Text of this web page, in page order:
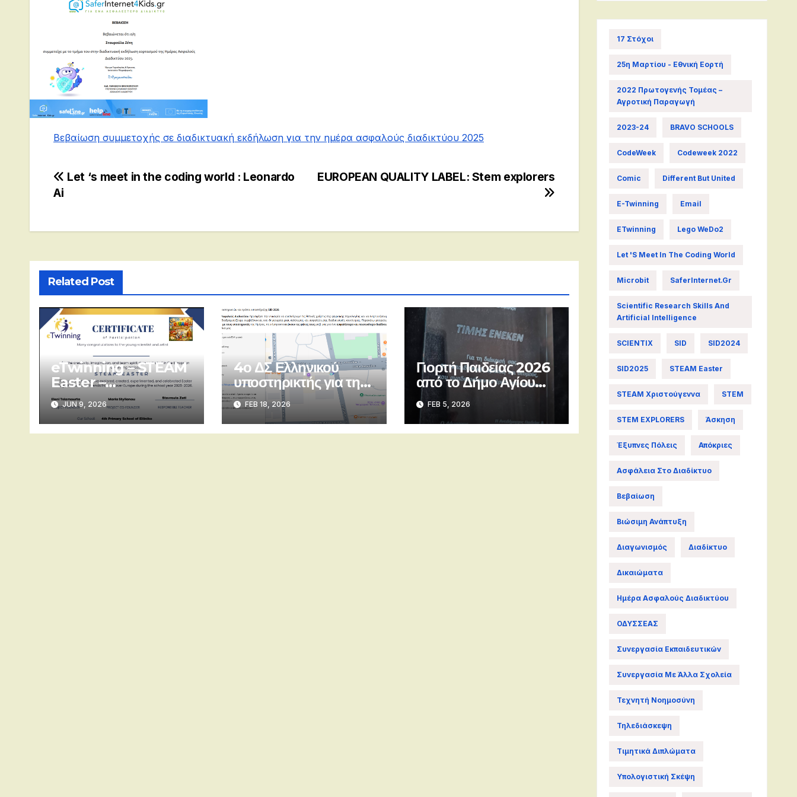
Βεβαίωση συμμετοχής σε διαδικτυακή εκδήλωση για την ημέρα ασφαλούς διαδικτύου 2025
Post
EUROPEAN QUALITY LABEL: Stem explorers
Let ‘s meet in the coding world : Leonardo
Ai
Related Post
eTwinning – STEAM
Easter –
Πιστοποιητικά
συμμετοχής
JUN 9, 2026
4ο ΔΣ Ελληνικού
υποστηρικτής για την
SID2026
FEB 18, 2026
Γιορτή Παιδείας 2026
από το Δήμο Αγίου
Δημητρίου
FEB 5, 2026
17 Στόχοι
25η Μαρτίου - Εθνική Εορτή
2022 Πρωτογενής Τομέας –
Αγροτική Παραγωγή
2023-24 BRAVO SCHOOLS
CodeWeek Codeweek 2022
Comic Different But United
E-Twinning Email
ETwinning Lego WeDo2
Let 's Meet In The Coding World
Microbit SaferInternet.gr
Scientific Research Skills And
Artificial Intelligence
SCIENTIX SID SID2024
SID2025 STEAM Easter
STEAM Χριστούγεννα STEM
STEM EXPLORERS Άσκηση
Έξυπνες Πόλεις Απόκριες
Ασφάλεια Στο Διαδίκτυο
Βεβαίωση
Βιώσιμη Ανάπτυξη
Διαγωνισμός Διαδίκτυο
Δικαιώματα
Ημέρα Ασφαλούς Διαδικτύου
ΟΔΥΣΣΕΑΣ
Συνεργασία Εκπαιδευτικών
Συνεργασία Με Άλλα Σχολεία
Τεχνητή Νοημοσύνη
Τηλεδιάσκεψη
Τιμητικά Διπλώματα
Υπολογιστική Σκέψη